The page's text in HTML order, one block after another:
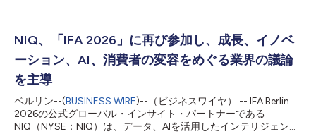
つのグローバル企業と共同で同プログラムを立ち上げたことに続
ントの発表や事例研究が行われる見込みです。 ConnectAIを通じ
て、NIQのフォワードデプロイドエンジニアおよびデータサイエ
ンティストは、ピュリナの技術環境内で業務を行い、NIQの消費
者・市場インテリジェンスが、AIを活用した日常業務をどのよう
にサポートし、チームが関連するインサイトにより効率的にアク
セスできるようになるかを模索しています。 「ペットオーナー
のニーズを理解するには、消費者行動、購買習慣、およびカテゴ
リーのトレンドがどのように変化しているかを明確に把握する必
NIQ、「IFA 2026」に再び参加し、成長、イノベ
ーション、AI、消費者の変容をめぐる業界の議論
を主導
ベルリン--(BUSINESS WIRE)--（ビジネスワイヤ） -- IFA Berlin
2026の公式グローバル・インサイト・パートナーである
NIQ（NYSE：NIQ）は、データ、AIを活用したインテリジェン